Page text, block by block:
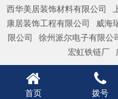
西华美居装饰材料有限公司
康居装饰工程有限公司
威海
限公司
徐州派尔电子有限公
宏虹铁链厂
首页 拨号